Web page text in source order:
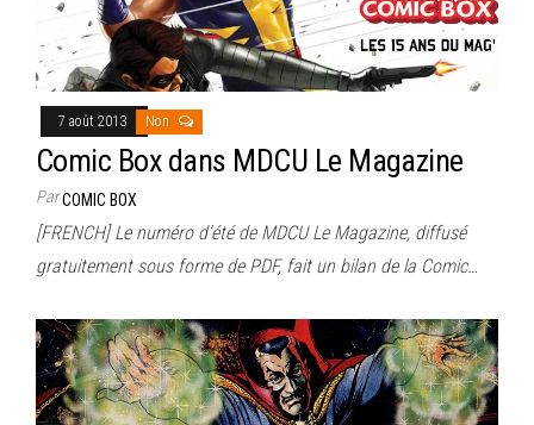
7 août 2013 Non
Comic Box dans MDCU Le Magazine
ParCOMIC BOX
[FRENCH] Le numéro d’été de MDCU Le Magazine, diffusé
gratuitement sous forme de PDF, fait un bilan de la Comic…